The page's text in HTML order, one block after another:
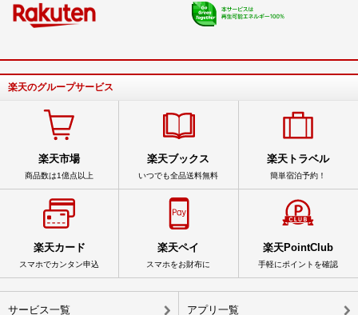
楽天のグループサービス
楽天市場
商品数は1億点以上
楽天ブックス
いつでも全品送料無料
楽天トラベル
簡単宿泊予約！
楽天カード
スマホでカンタン申込
楽天ペイ
スマホをお財布に
楽天PointClub
手軽にポイントを確認
サービス一覧 アプリ一覧